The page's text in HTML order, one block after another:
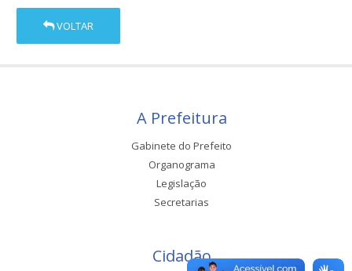
VOLTAR
A Prefeitura
Gabinete do Prefeito
Organograma
Legislação
Secretarias
Cidadão